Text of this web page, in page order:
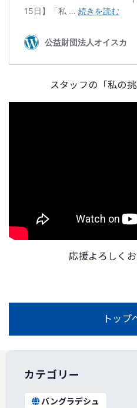
スタッフの「私の
応援よろしく
トップ
カテゴリー
バングラデシュ